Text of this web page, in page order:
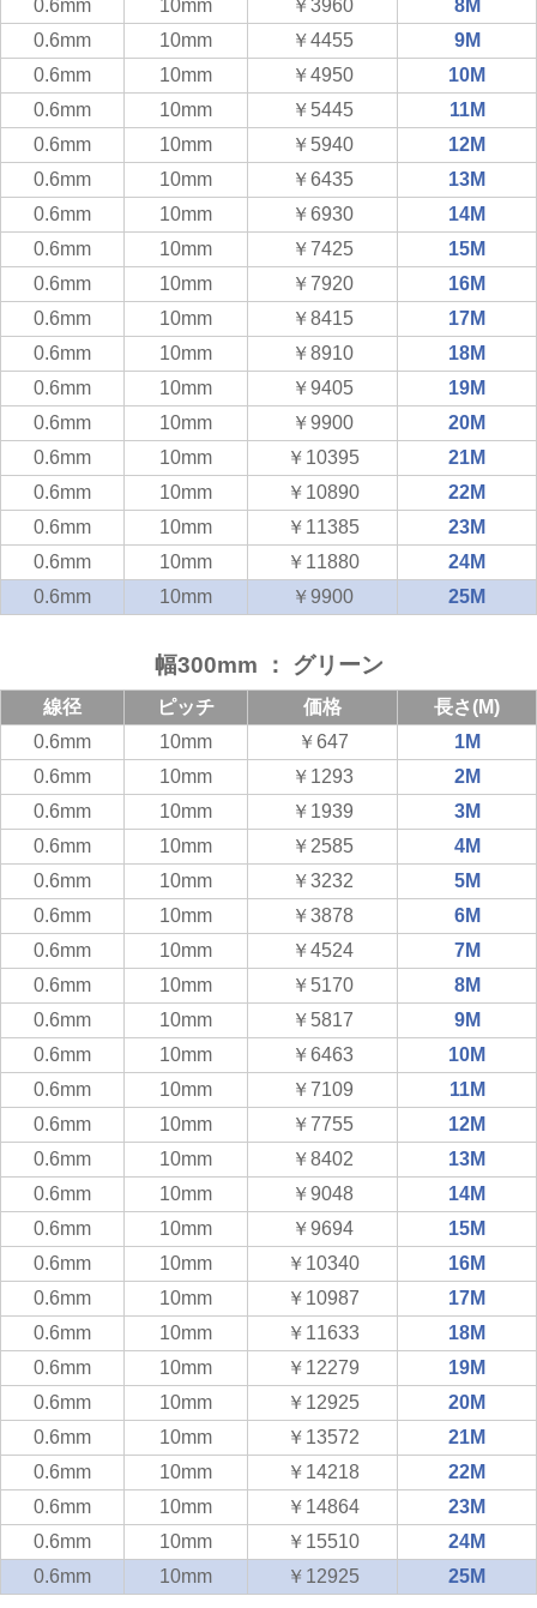
0.6mm 10mm ￥3960
8M
0.6mm
10mm ￥4455
9M
0.6mm
10mm ￥4950
10M
0.6mm
10mm ￥5445
11M
0.6mm
10mm ￥5940
12M
0.6mm
10mm ￥6435
13M
0.6mm
10mm ￥6930
14M
0.6mm
10mm ￥7425
15M
0.6mm
10mm ￥7920
16M
0.6mm
10mm ￥8415
17M
0.6mm
10mm ￥8910
18M
0.6mm
10mm ￥9405
19M
0.6mm
10mm ￥9900
20M
0.6mm
10mm ￥10395
21M
0.6mm
10mm ￥10890
22M
0.6mm
10mm ￥11385
23M
0.6mm
10mm ￥11880
24M
0.6mm
10mm ￥9900 25M
幅300mm ： グリーン
線径 ピッチ 価格
長さ(M)
0.6mm
10mm ￥647
1M
0.6mm
10mm ￥1293
2M
0.6mm
10mm ￥1939
3M
0.6mm
10mm ￥2585
4M
0.6mm
10mm ￥3232
5M
0.6mm
10mm ￥3878
6M
0.6mm
10mm ￥4524
7M
0.6mm
10mm ￥5170
8M
0.6mm
10mm ￥5817
9M
0.6mm
10mm ￥6463
10M
0.6mm
10mm ￥7109
11M
0.6mm
10mm ￥7755
12M
0.6mm
10mm ￥8402
13M
0.6mm
10mm ￥9048
14M
0.6mm
10mm ￥9694
15M
0.6mm
10mm ￥10340
16M
0.6mm
10mm ￥10987
17M
0.6mm
10mm ￥11633
18M
0.6mm
10mm ￥12279
19M
0.6mm
10mm ￥12925
20M
0.6mm
10mm ￥13572
21M
0.6mm
10mm ￥14218
22M
0.6mm
10mm ￥14864
23M
0.6mm
10mm ￥15510
24M
0.6mm
10mm ￥12925 25M